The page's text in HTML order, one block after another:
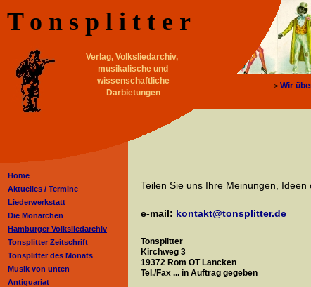
Teilen Sie uns Ihre Meinungen,
e-mail: kontakt@tonsplitter.de
Tonsplitter
Kirchweg 3
19372 Rom OT Lancken
Tel./Fax ... in Auftrag gegeben
> Wir
Home
Aktuelles / Termine
Liederwerkstatt
Die Monarchen
Hamburger Volksliedarchiv
Tonsplitter Zeitschrift
Tonsplitter des Monats
Musik von unten
Antiquariat
T o n s p l i t t e r
Verlag, Volksliedarchiv,
musikalische und
wissenschaftliche
Darbietungen